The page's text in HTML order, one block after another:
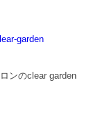
garden
ンのclear garden